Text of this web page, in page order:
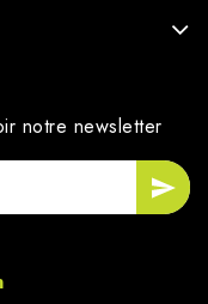
notre newsletter